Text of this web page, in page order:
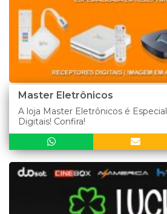
Master Eletrônicos
A loja Master Eletrônicos é
Digitais! Confira!